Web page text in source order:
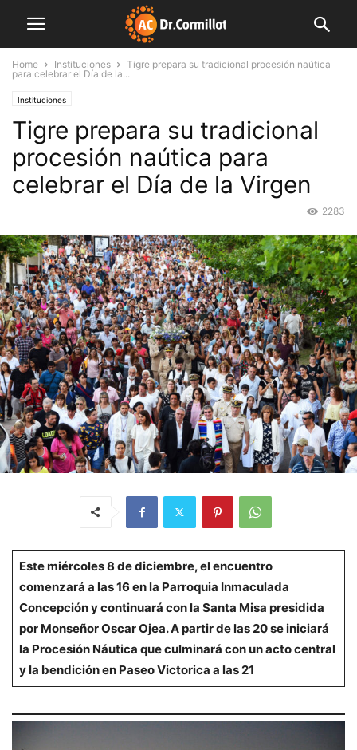
Home Instituciones
Tigre prepara su tradicional procesión naútica
para celebrar el Día de la...
Instituciones
Tigre prepara su tradicional
procesión naútica para
celebrar el Día de la Virgen
2283
Este miércoles 8 de diciembre, el encuentro
comenzará a las 16 en la Parroquia Inmaculada
Concepción y continuará con la Santa Misa presidida
por Monseñor Oscar Ojea. A partir de las 20 se iniciará
la Procesión Náutica que culminará con un acto central
y la bendición en Paseo Victorica a las 21